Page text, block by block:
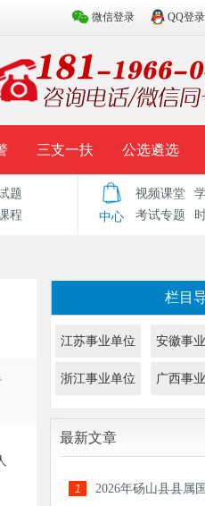
微信登录 QQ登录
三支一扶 公选遴选
题库 辅导资料 历年真
题
程 中心
视频课堂
考试专题
栏目
江苏事业单位 安徽事
浙江事业单位 广西事
最新文章
1
2026年砀山县县属